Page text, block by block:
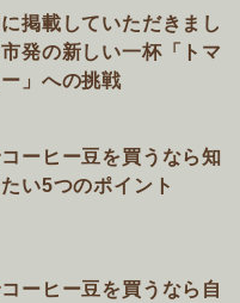
掲載していただきまし
発の新しい一杯「トマ
ー」への挑戦
ーヒー豆を買うなら知
い5つのポイント
ーヒー豆を買うなら自